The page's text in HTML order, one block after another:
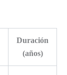
Duración
(años)